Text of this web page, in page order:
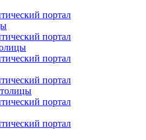
портал
портал
портал
портал
портал
портал